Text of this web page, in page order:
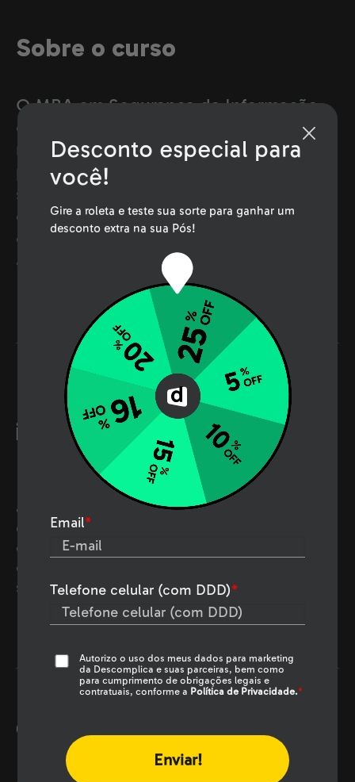
Sobre o curso
O MBA em Segurança da Informação
da Descomplica é 100% online,
reconhecido pelo MEC, e capacita
profissionais em cibersegurança,
segurança na nuvem e IoT. Inclui
disciplinas essenciais para proteger
dados corporativos com práticas
atuais.
Pra quem esse curso é
indicado?
Ideal para profissionais de TI, gestores e
analistas que querem se especializar em
cibersegurança e proteção de dados. O
curso prepara para criar estratégias eficazes
contra ameaças cibernéticas e promover a
segurança e governança nas organizações.
Certificações
Desconto especial para
você!
Gire a roleta e teste sua sorte para ganhar um
desconto extra na sua Pós!
Email*
Telefone celular (com DDD)*
Autorizo o uso dos meus dados para marketing
da Descomplica e suas parceiras, bem como
para cumprimento de obrigações legais e
contratuais, conforme a Política de Privacidade.*